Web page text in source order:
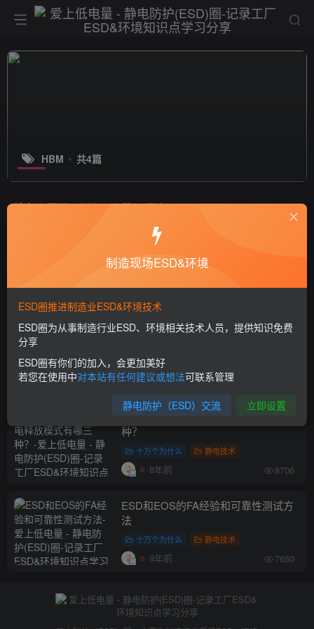
HBM 共4篇
排序 更新 浏览 点赞 评论
静电放电（ESD）对电子产品造成的
静电技术
6年前 9351
静电事件监测仪，对于HBM/CDM模型
ESD产品
7年前
电子行业常见的静电释放模式有哪三
种？
十万个为什么 静电技术
8年前 8706
ESD和EOS的FA经验和可靠性测试方
法
十万个为什么 静电技术
9年前 7650
制造现场ESD&环境
ESD圈推进制造业ESD&环境技术
ESD圈为从事制造行业ESD、环境相关技术人员，提供知识免费
分享
ESD圈有你们的加入，会更加美好
若您在使用中对本站有任何建议或想法可联系管理
静电防护（ESD）交流 立即设置